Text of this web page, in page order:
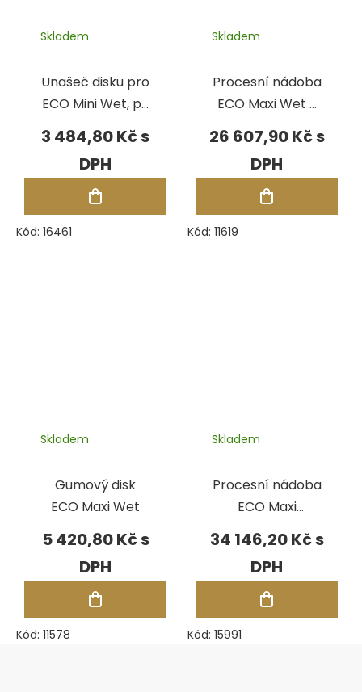
Unašeč disku pro
ECO Mini Wet, pr.
8 mm
Skladem
3 484,80 Kč
Kód: 16461
Procesní nádoba
ECO Maxi Wet s
nastavitelnou
mezerou a
čerpadlem
Skladem
26 607,90 Kč
Kód: 11619
Gumový disk
ECO Maxi Wet
Skladem
5 420,80 Kč
Kód: 11578
Procesní nádoba
ECO Maxi
magnetic
Skladem
34 146,20 Kč
Kód: 15991